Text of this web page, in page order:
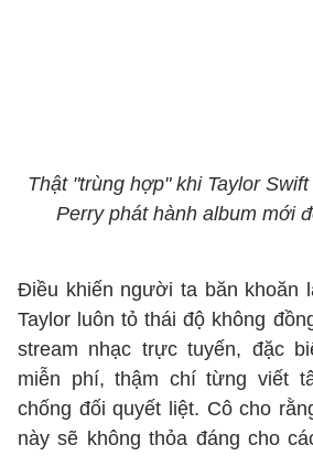
Thật "trùng hợp" khi Taylor
Perry phát hành album mới
Điều khiến người ta băn khoăn
Taylor luôn tỏ thái độ không
stream nhạc trực tuyến, đặc
miễn phí, thậm chí từng viết
chống đối quyết liệt. Cô cho
này sẽ không thỏa đáng cho